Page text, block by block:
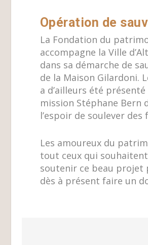
Opération de
La Fondation du
accompagne la Ville
dans sa démarche de
de la Maison Gilardoni.
a d’ailleurs été présenté
mission Stéphane Bern
l’espoir de soulever des
Les amoureux du
tout ceux qui souhaitent
soutenir ce beau projet
dès à présent faire un